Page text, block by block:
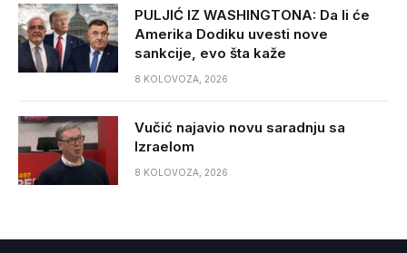
PULJIĆ IZ WASHINGTONA: Da li će
Amerika Dodiku uvesti nove
sankcije, evo šta kaže
8 KOLOVOZA, 2026
Vučić najavio novu saradnju sa
Izraelom
8 KOLOVOZA, 2026